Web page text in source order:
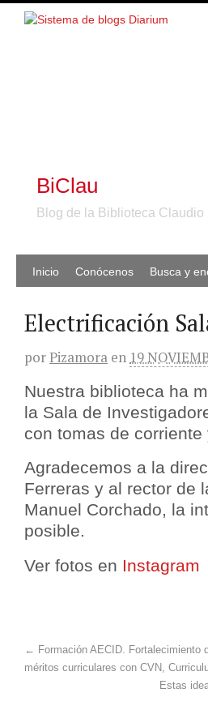
BiClau
Blog de la Biblioteca Claudio
Inicio Conócenos Busca y
Electrificación
porPizamora en 19
Nuestra biblioteca ha
la Sala de
con tomas de
Agradecemos a la
Ferreras y al rector de
Manuel Corchado, la
posible.
Ver fotos en Instagram
← Formación AECID.
méritos curriculares con CVN,
Estas